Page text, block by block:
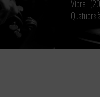
Vibre !
Quatuors